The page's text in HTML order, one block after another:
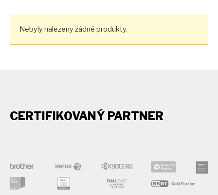
Nebyly nalezeny žádné produkty.
CERTIFIKOVANÝ PARTNER